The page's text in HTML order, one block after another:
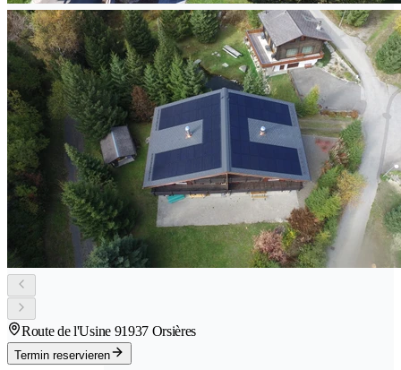
Route de l'Usine 91937 Orsières
Termin reservieren